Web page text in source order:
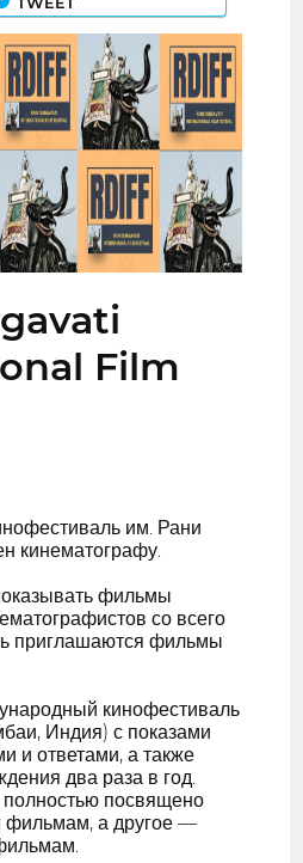
Film
им. Рани
кинематографу.
фильмы
со всего
приглашаются фильмы
кинофестиваль
Индия) с показами
и ответами, а также
два раза в год.
посвящено
фильмам, а другое —